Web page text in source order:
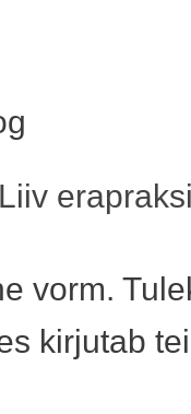
vorm.
kirjutab